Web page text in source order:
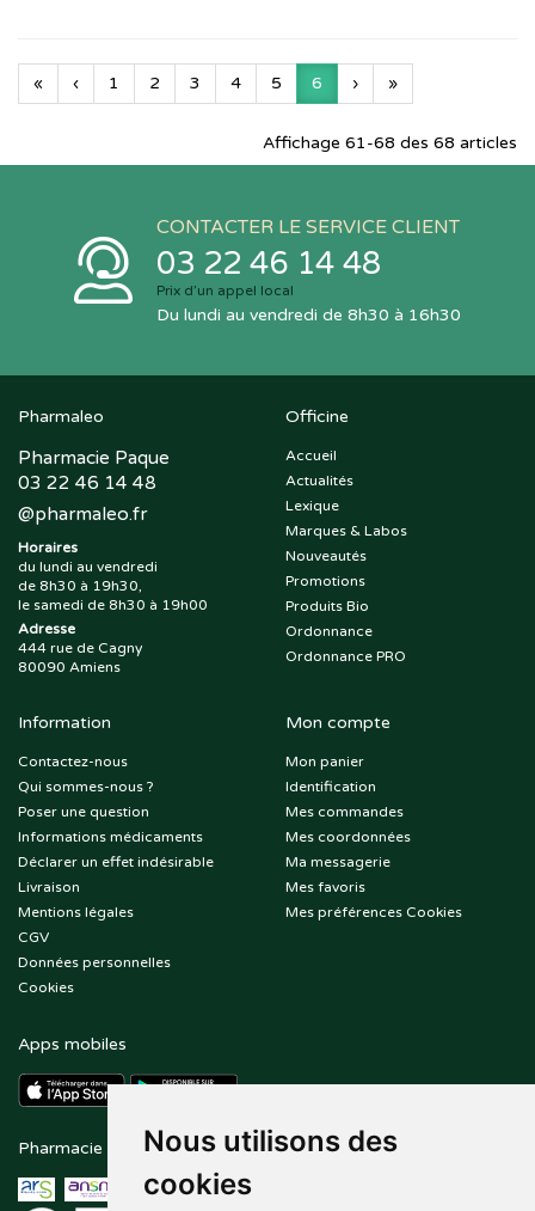
Nous utilisons des
cookies
« ‹ 1 2 3 4 5 6 › »
Affichage 61-68 des 68 articles
CONTACTER LE SERVICE CLIENT
03 22 46 14 48
Prix d’un appel local
Du lundi au vendredi de 8h30 à 16h30
Pharmaleo
Pharmacie Paque
03 22 46 14 48
@pharmaleo.fr
Horaires
du lundi au vendredi
de 8h30 à 19h30,
le samedi de 8h30 à 19h00
Adresse
444 rue de Cagny
80090 Amiens
Officine
Accueil
Actualités
Lexique
Marques & Labos
Nouveautés
Promotions
Produits Bio
Ordonnance
Ordonnance PRO
Information
Contactez-nous
Qui sommes-nous ?
Poser une question
Informations médicaments
Déclarer un effet indésirable
Livraison
Mentions légales
CGV
Données personnelles
Cookies
Mon compte
Mon panier
Identification
Mes commandes
Mes coordonnées
Ma messagerie
Mes favoris
Mes préférences Cookies
Apps mobiles
Pharmacie en ligne agréée Paiement sécurisé